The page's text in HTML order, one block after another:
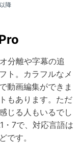
分離や字幕の追
ト。カラフルなメ
動画編集ができま
もあります。ただ
じる人もいるでし
・7で、対応言語は
です。